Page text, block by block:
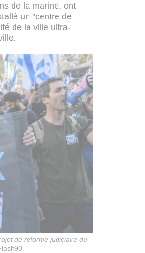
de la marine, ont
un "centre de
de la ville ultra-
de réforme judiciaire du